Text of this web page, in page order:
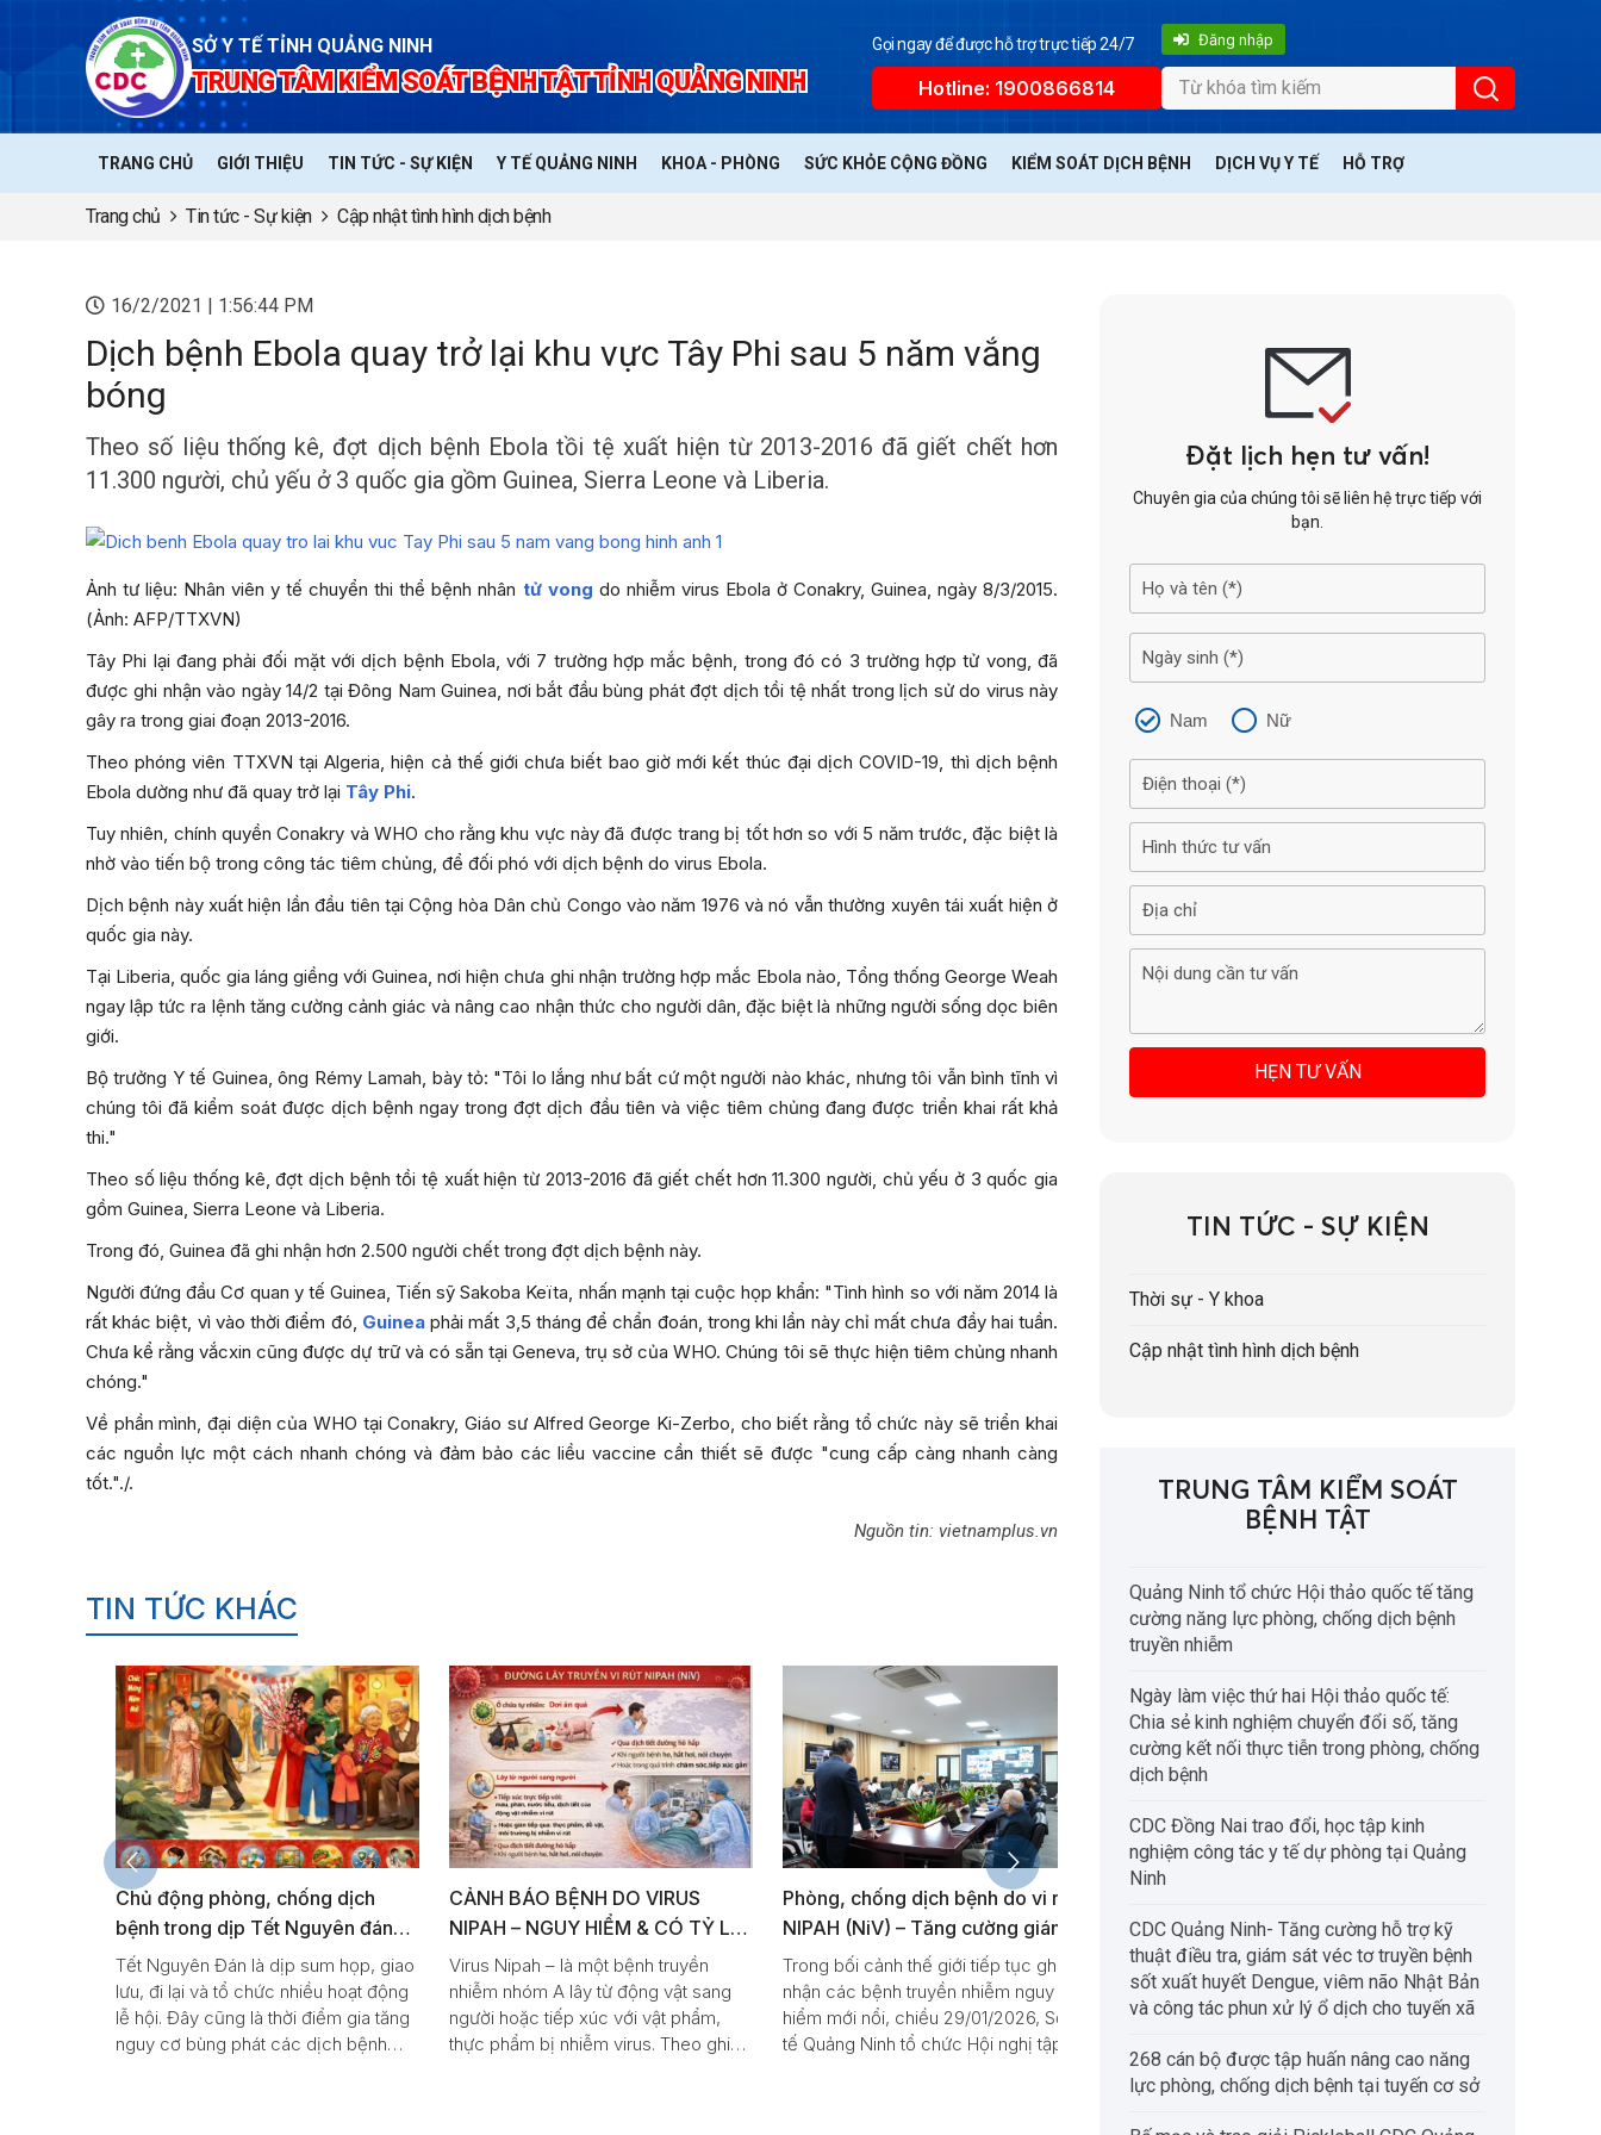
SỞ Y TẾ TỈNH QUẢNG NINH
TRUNG TÂM KIỂM SOÁT BỆNH TẬT TỈNH QUẢNG NINH
Gọi ngay để được hỗ trợ trực tiếp 24/7
Hotline: 1900866814
Đăng nhập
TRANG CHỦ GIỚI THIỆU TIN TỨC - SỰ KIỆN Y TẾ QUẢNG NINH KHOA - PHÒNG SỨC KHỎE CỘNG ĐỒNG KIỂM SOÁT DỊCH BỆNH DỊCH VỤ Y TẾ HỖ TRỢ
Trang chủ Tin tức - Sự kiện Cập nhật tình hình dịch bệnh
16/2/2021 | 1:56:44 PM
Dịch bệnh Ebola quay trở lại khu vực Tây Phi sau 5 năm vắng
bóng
Theo số liệu thống kê, đợt dịch bệnh Ebola tồi tệ xuất hiện từ 2013-2016 đã giết chết hơn
11.300 người, chủ yếu ở 3 quốc gia gồm Guinea, Sierra Leone và Liberia.
Ảnh tư liệu: Nhân viên y tế chuyển thi thể bệnh nhân tử vong do nhiễm virus Ebola ở Conakry, Guinea, ngày 8/3/2015.
(Ảnh: AFP/TTXVN)
Tây Phi lại đang phải đối mặt với dịch bệnh Ebola, với 7 trường hợp mắc bệnh, trong đó có 3 trường hợp tử vong, đã
được ghi nhận vào ngày 14/2 tại Đông Nam Guinea, nơi bắt đầu bùng phát đợt dịch tồi tệ nhất trong lịch sử do virus này
gây ra trong giai đoạn 2013-2016.
Theo phóng viên TTXVN tại Algeria, hiện cả thế giới chưa biết bao giờ mới kết thúc đại dịch COVID-19, thì dịch bệnh
Ebola dường như đã quay trở lại Tây Phi.
Tuy nhiên, chính quyền Conakry và WHO cho rằng khu vực này đã được trang bị tốt hơn so với 5 năm trước, đặc biệt là
nhờ vào tiến bộ trong công tác tiêm chủng, để đối phó với dịch bệnh do virus Ebola.
Dịch bệnh này xuất hiện lần đầu tiên tại Cộng hòa Dân chủ Congo vào năm 1976 và nó vẫn thường xuyên tái xuất hiện ở
quốc gia này.
Tại Liberia, quốc gia láng giềng với Guinea, nơi hiện chưa ghi nhận trường hợp mắc Ebola nào, Tổng thống George Weah
ngay lập tức ra lệnh tăng cường cảnh giác và nâng cao nhận thức cho người dân, đặc biệt là những người sống dọc biên
giới.
Bộ trưởng Y tế Guinea, ông Rémy Lamah, bày tỏ: "Tôi lo lắng như bất cứ một người nào khác, nhưng tôi vẫn bình tĩnh vì
chúng tôi đã kiểm soát được dịch bệnh ngay trong đợt dịch đầu tiên và việc tiêm chủng đang được triển khai rất khả
thi."
Theo số liệu thống kê, đợt dịch bệnh tồi tệ xuất hiện từ 2013-2016 đã giết chết hơn 11.300 người, chủ yếu ở 3 quốc gia
gồm Guinea, Sierra Leone và Liberia.
Trong đó, Guinea đã ghi nhận hơn 2.500 người chết trong đợt dịch bệnh này.
Người đứng đầu Cơ quan y tế Guinea, Tiến sỹ Sakoba Keïta, nhấn mạnh tại cuộc họp khẩn: "Tình hình so với năm 2014 là
rất khác biệt, vì vào thời điểm đó, Guineaphải mất 3,5 tháng để chẩn đoán, trong khi lần này chỉ mất chưa đầy hai tuần.
Chưa kể rằng vắcxin cũng được dự trữ và có sẵn tại Geneva, trụ sở của WHO. Chúng tôi sẽ thực hiện tiêm chủng nhanh
chóng."
Về phần mình, đại diện của WHO tại Conakry, Giáo sư Alfred George Ki-Zerbo, cho biết rằng tổ chức này sẽ triển khai
các nguồn lực một cách nhanh chóng và đảm bảo các liều vaccine cần thiết sẽ được "cung cấp càng nhanh càng
tốt."./.
Nguồn tin: vietnamplus.vn
TIN TỨC KHÁC
Chủ động phòng, chống dịch
bệnh trong dịp Tết Nguyên đán
2026
​​​​​​​Tết Nguyên Đán là dịp sum họp, giao
lưu, đi lại và tổ chức nhiều hoạt động
lễ hội. Đây cũng là thời điểm gia tăng
nguy cơ bùng phát các dịch bệnh
CẢNH BÁO BỆNH DO VIRUS
NIPAH – NGUY HIỂM & CÓ TỶ LỆ
TỬ VONG CAO
Virus Nipah – là một bệnh truyền
nhiễm nhóm A lây từ động vật sang
người hoặc tiếp xúc với vật phẩm,
thực phẩm bị nhiễm virus. Theo ghi
Phòng, chống dịch bệnh do vi rút
NIPAH (NiV) – Tăng cường giám
sát có trọng điểm, chủ động từ cơ
sở là điều kiện tiên quyết
Trong bối cảnh thế giới tiếp tục ghi
nhận các bệnh truyền nhiễm nguy
hiểm mới nổi, chiều 29/01/2026, Sở Y
tế Quảng Ninh tổ chức Hội nghị tập
ADACEL – PHÒNG HO GÀ, BẠCH
HẦU, UỐN VÁN
Ho gà, bạch hầu, uốn ván là những
bệnh truyền nhiễm nguy hiểm, có thể
gây biến chứng nặng và đe dọa tính
kịp thời. Các bệnh này vẫn có nguy
cơ xuất hiện rải rác trong cộng đồng,
đặc biệt ở người chưa tiêm hoặc
sát công tác Tiêm
tháng 11/2025, đẩy
hoàn thành chỉ tiêu
Thực hiện Công văn
NVY của Sở Y tế và
52/KH-TTKSBT về
Trung tâm Kiểm soát
(TTKSBT) tỉnh Quảng
dựng và triển khai
Đặt lịch hẹn tư vấn!
Chuyên gia của chúng tôi sẽ liên hệ trực tiếp với
bạn.
Nam Nữ
TIN TỨC - SỰ KIỆN
Thời sự - Y khoa
Cập nhật tình hình dịch bệnh
TRUNG TÂM KIỂM SOÁT
BỆNH TẬT
Quảng Ninh tổ chức Hội thảo quốc tế tăng
cường năng lực phòng, chống dịch bệnh
truyền nhiễm
Ngày làm việc thứ hai Hội thảo quốc tế:
Chia sẻ kinh nghiệm chuyển đổi số, tăng
cường kết nối thực tiễn trong phòng, chống
dịch bệnh
CDC Đồng Nai trao đổi, học tập kinh
nghiệm công tác y tế dự phòng tại Quảng
Ninh
CDC Quảng Ninh- Tăng cường hỗ trợ kỹ
thuật điều tra, giám sát véc tơ truyền bệnh
sốt xuất huyết Dengue, viêm não Nhật Bản
và công tác phun xử lý ổ dịch cho tuyến xã
268 cán bộ được tập huấn nâng cao năng
lực phòng, chống dịch bệnh tại tuyến cơ sở